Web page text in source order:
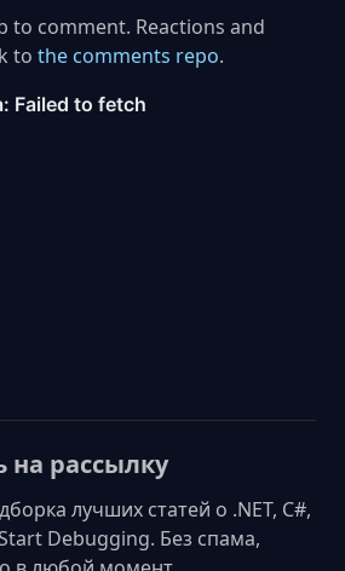
to comment. Reactions and
to the comments repo.
рассылку
лучших статей о .NET, C#,
Debugging. Без спама,